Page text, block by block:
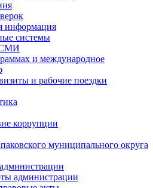
информация
системы
СМИ
и международное
и рабочие поездки
коррупции
муниципального округа
администрации